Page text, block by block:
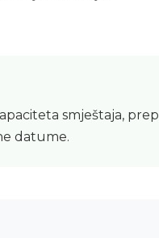
smještaja,
datume.